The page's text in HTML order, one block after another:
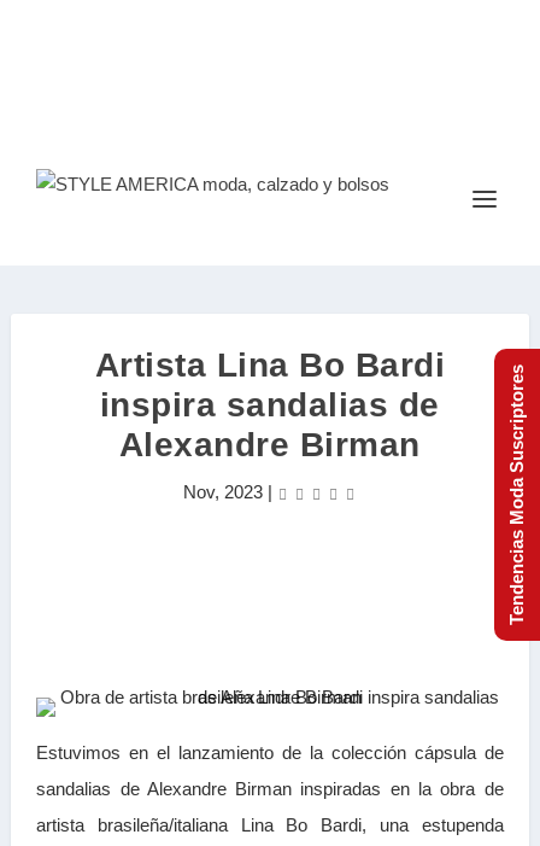
Artista Lina Bo Bardi
inspira sandalias de
Alexandre Birman
Nov, 2023|
Estuvimos en el lanzamiento de la colección cápsula de
sandalias de Alexandre Birman inspiradas en la obra de
artista brasileña/italiana Lina Bo Bardi, una estupenda
Tendencias Moda Suscriptores